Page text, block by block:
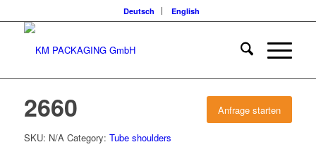
Deutsch English
Anfrage starten
2660
SKU: N/A Category: Tube shoulders